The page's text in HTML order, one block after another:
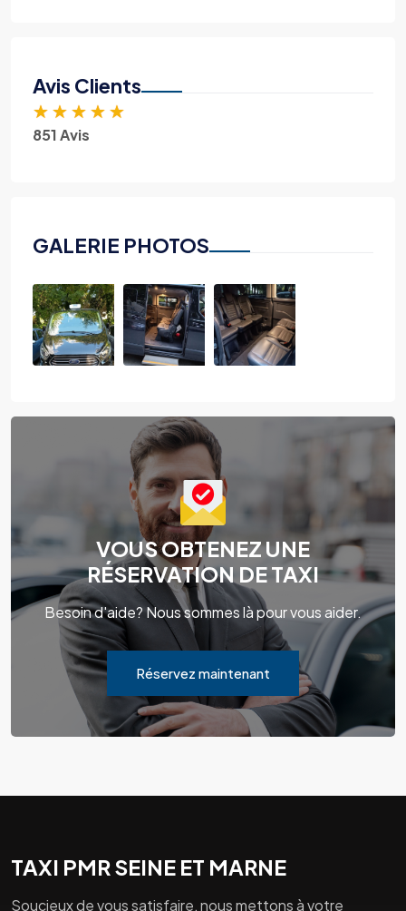
Avis Clients
★ ★ ★ ★ ★
851 Avis
GALERIE PHOTOS
VOUS OBTENEZ UNE
RÉSERVATION DE TAXI
Besoin d'aide? Nous sommes là pour vous aider.
Réservez maintenant
TAXI PMR SEINE ET MARNE
Soucieux de vous satisfaire, nous mettons à votre